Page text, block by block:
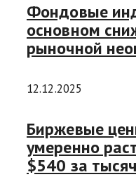
Фондовые
основном
рыночной
12.12.2025
Биржевые
умеренно
$540 за